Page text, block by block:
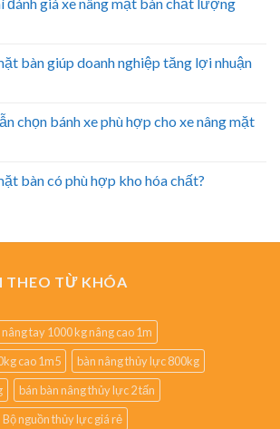
bàn giúp doanh nghiệp tăng lợi nhuận
chọn bánh xe phù hợp cho xe nâng mặt
bàn có phù hợp kho hóa chất?
THEO TỪ KHÓA
tay 1000 kg nâng cao 1m
cao 1m5
bàn nâng thủy lực 800kg
bán bàn nâng thủy lực 2 tấn
Bộ nguồn thủy lực giá rẻ